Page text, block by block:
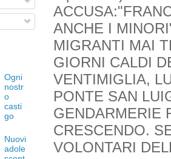
ANCHE I
MIGRANTI MAI
GIORNI CALDI
VENTIMIGLIA,
PONTE SAN
GENDARMERIE
CRESCENDO.
VOLONTARI
Ogni
nostr
o
casti
go
Nuovi
adole